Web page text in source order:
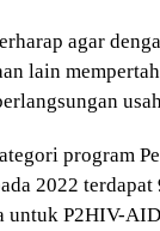
agar
lain
program
2022
untuk P2HIV-